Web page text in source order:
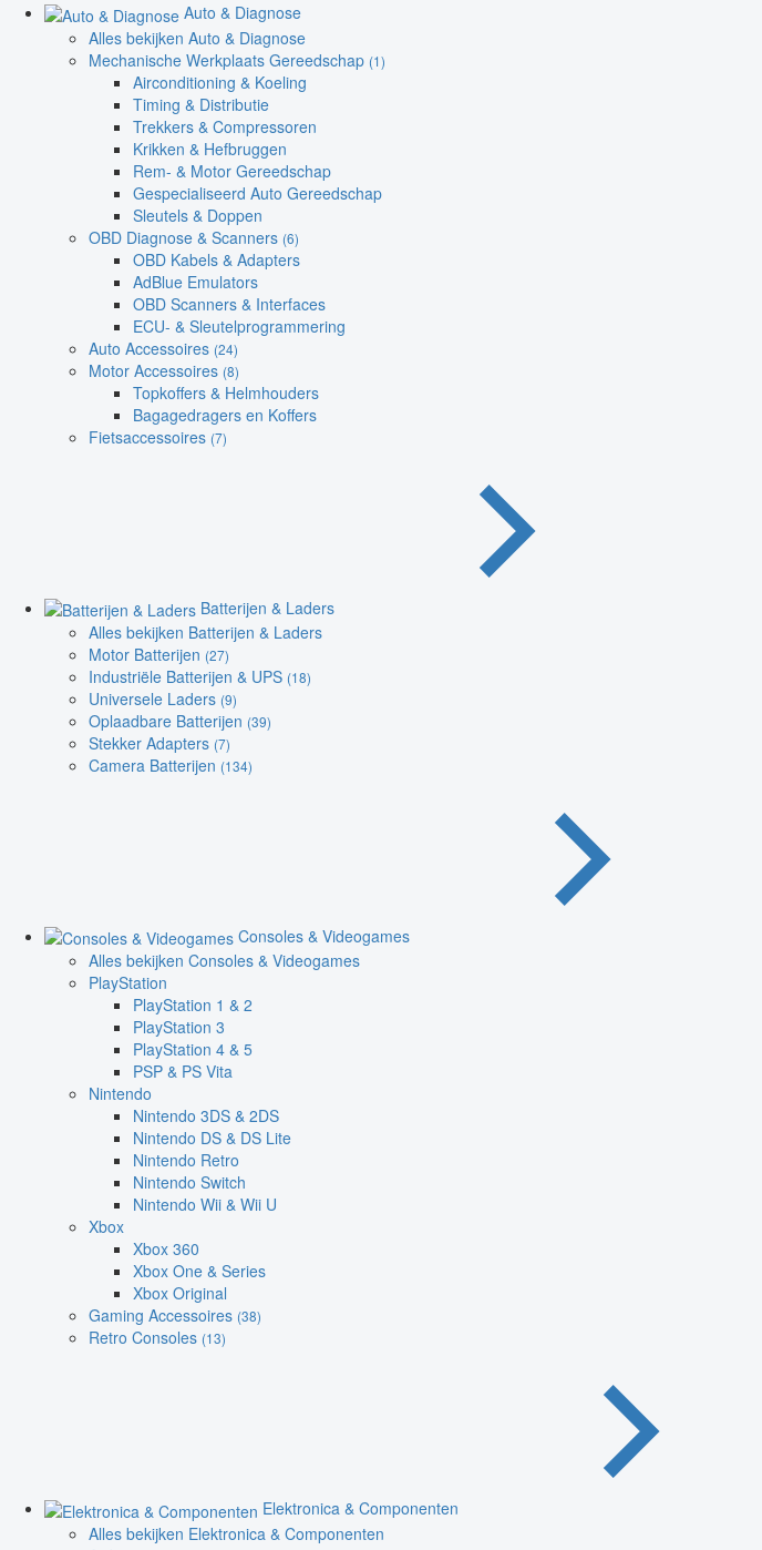
Auto & Diagnose
Alles bekijken Auto & Diagnose
Mechanische Werkplaats Gereedschap (1)
Airconditioning & Koeling
Timing & Distributie
Trekkers & Compressoren
Krikken & Hefbruggen
Rem- & Motor Gereedschap
Gespecialiseerd Auto Gereedschap
Sleutels & Doppen
OBD Diagnose & Scanners (6)
OBD Kabels & Adapters
AdBlue Emulators
OBD Scanners & Interfaces
ECU- & Sleutelprogrammering
Auto Accessoires (24)
Motor Accessoires (8)
Topkoffers & Helmhouders
Bagagedragers en Koffers
Fietsaccessoires (7)
Batterijen & Laders
Alles bekijken Batterijen & Laders
Motor Batterijen (27)
Industriële Batterijen & UPS (18)
Universele Laders (9)
Oplaadbare Batterijen (39)
Stekker Adapters (7)
Camera Batterijen (134)
Consoles & Videogames
Alles bekijken Consoles & Videogames
PlayStation
PlayStation 1 & 2
PlayStation 3
PlayStation 4 & 5
PSP & PS Vita
Nintendo
Nintendo 3DS & 2DS
Nintendo DS & DS Lite
Nintendo Retro
Nintendo Switch
Nintendo Wii & Wii U
Xbox
Xbox 360
Xbox One & Series
Xbox Original
Gaming Accessoires (38)
Retro Consoles (13)
Elektronica & Componenten
Alles bekijken Elektronica & Componenten